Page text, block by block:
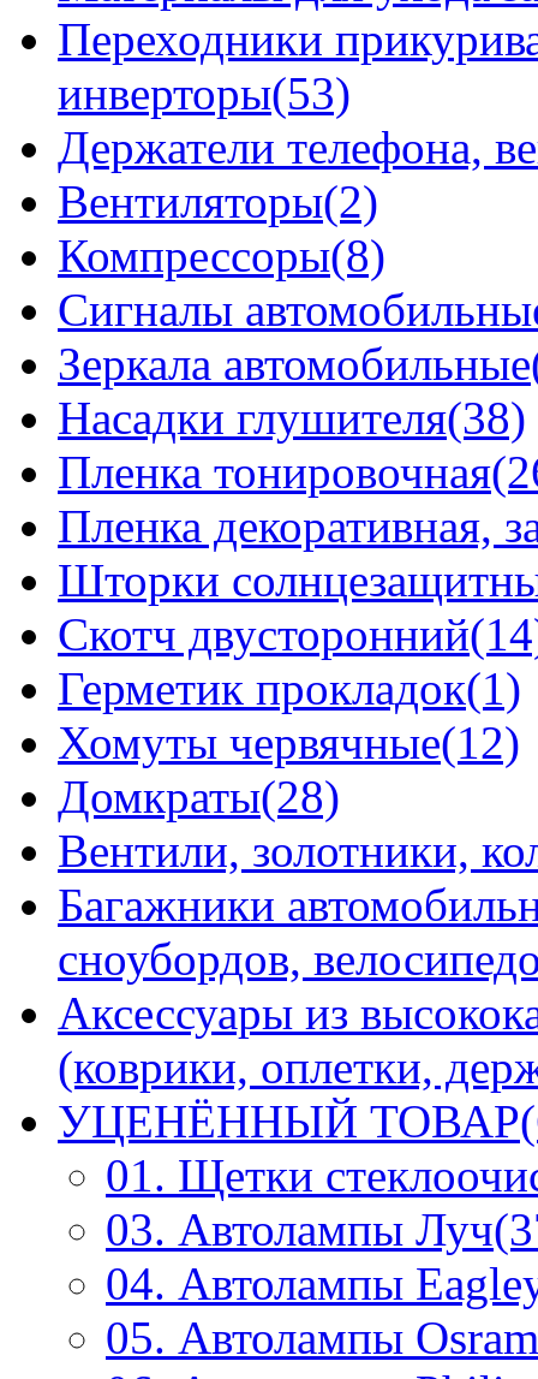
Переходники
инверторы(53)
Держатели телефона,
Вентиляторы(2)
Компрессоры(8)
Сигналы
Зеркала
Насадки глушителя(38)
Пленка
Пленка декоративная,
Шторки
Скотч
Герметик прокладок(1)
Хомуты червячные(12)
Домкраты(28)
Вентили, золотники,
Багажники
сноубордов,
Аксессуары из
(коврики, оплетки,
УЦЕНЁННЫЙ
01. Щетки
03. Автолампы
04. Автолампы
05. Автолампы